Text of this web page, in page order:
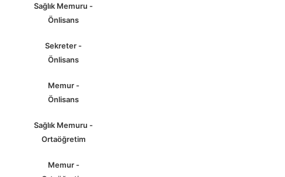
Sağlık Memuru -
Önlisans
Sekreter -
Önlisans
Memur -
Önlisans
Sağlık Memuru -
Ortaöğretim
Memur -